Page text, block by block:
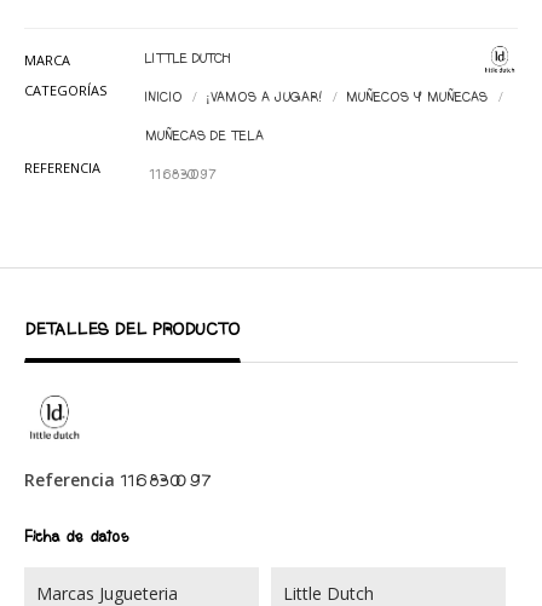
MARCA LITTLE DUTCH
CATEGORÍAS INICIO ¡VAMOS A JUGAR! MUÑECOS Y MUÑECAS
MUÑECAS DE TELA
REFERENCIA 116830097
DETALLES DEL PRODUCTO
Referencia 116830097
Ficha de datos
Marcas Jugueteria Little Dutch